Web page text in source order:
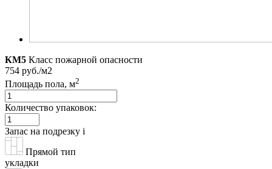
КМ5 Класс пожарной опасности
754 руб./м2
Площадь пола, м2
Количество упаковок:
Запас на подрезку i
Прямой тип
укладки